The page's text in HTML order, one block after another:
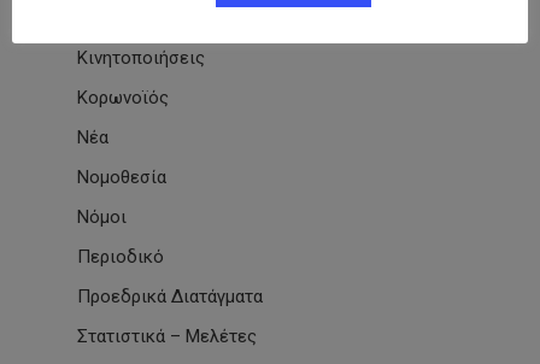
Κινητοποιήσεις
Κορωνοϊός
Νέα
Νομοθεσία
Νόμοι
Περιοδικό
Προεδρικά Διατάγματα
Στατιστικά – Μελέτες